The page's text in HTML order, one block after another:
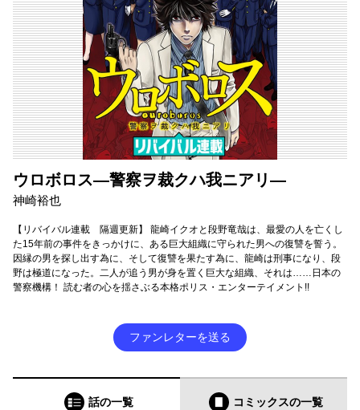
ウロボロス―警察ヲ裁クハ我ニアリ―
神崎裕也
【リバイバル連載 隔週更新】 龍崎イクオと段野竜哉は、最愛の人を亡くし
た15年前の事件をきっかけに、ある巨大組織に守られた男への復讐を誓う。
因縁の男を探し出す為に、そして復讐を果たす為に、龍崎は刑事になり、段
野は極道になった。二人が追う男が身を置く巨大な組織、それは……日本の
警察機構！ 読む者の心を揺さぶる本格ポリス・エンターテイメント!!
ファンレターを送る
話の一覧 コミックスの一覧